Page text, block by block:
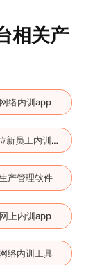
相关产
络内训app
上市企业单位新员工内训云平台
产管理软件
上内训app
络内训工具